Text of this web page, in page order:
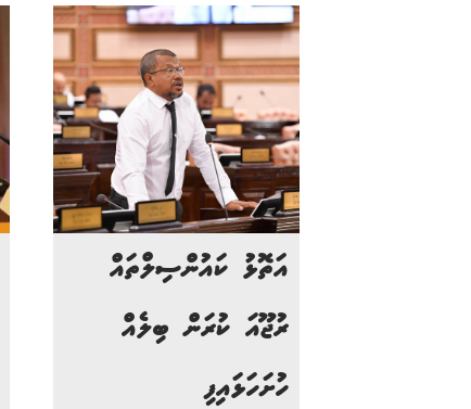
އަތޮޅު ކައުންސިލްތައް
ރުޖޫއަ ކުރަން ބިލެއް
ހުށަހަޅައިފި